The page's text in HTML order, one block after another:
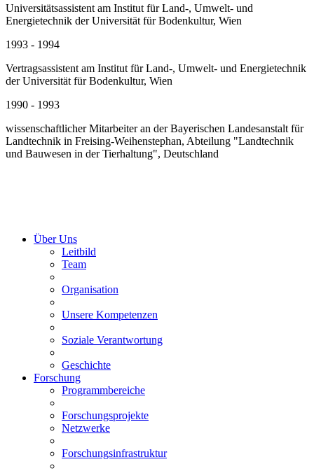
Universitätsassistent am Institut für Land-, Umwelt- und
Energietechnik der Universität für Bodenkultur, Wien
1993 - 1994
Vertragsassistent am Institut für Land-, Umwelt- und Energietechnik
der Universität für Bodenkultur, Wien
1990 - 1993
wissenschaftlicher Mitarbeiter an der Bayerischen Landesanstalt für
Landtechnik in Freising-Weihenstephan, Abteilung "Landtechnik
und Bauwesen in der Tierhaltung", Deutschland
Über Uns
Leitbild
Team
Organisation
Unsere Kompetenzen
Soziale Verantwortung
Geschichte
Forschung
Programmbereiche
Forschungsprojekte
Netzwerke
Forschungsinfrastruktur